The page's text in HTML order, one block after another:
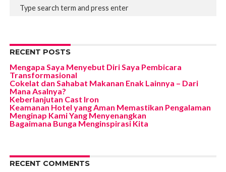
RECENT POSTS
Mengapa Saya Menyebut Diri Saya Pembicara
Transformasional
Cokelat dan Sahabat Makanan Enak Lainnya – Dari
Mana Asalnya?
Keberlanjutan Cast Iron
Keamanan Hotel yang Aman Memastikan Pengalaman
Menginap Kami Yang Menyenangkan
Bagaimana Bunga Menginspirasi Kita
RECENT COMMENTS